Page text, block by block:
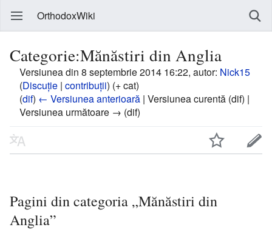
OrthodoxWiki
Categorie:Mănăstiri din Anglia
Versiunea din 8 septembrie 2014 16:22, autor: Nick15
(Discuție | contribuții) (+ cat)
(dif) ← Versiunea anterioară | Versiunea curentă (dif) |
Versiunea următoare → (dif)
Pagini din categoria „Mănăstiri din
Anglia”